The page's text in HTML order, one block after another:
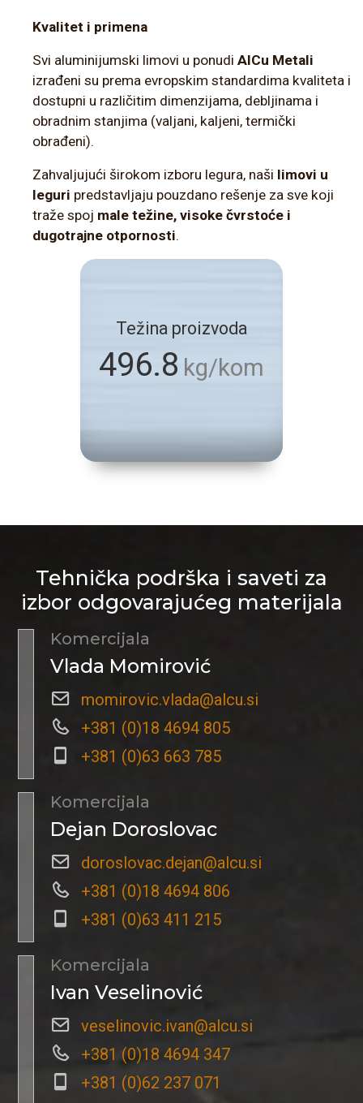
Kvalitet i primena
Svi aluminijumski limovi u ponudi AlCu Metali
izrađeni su prema evropskim standardima kvaliteta i
dostupni u različitim dimenzijama, debljinama i
obradnim stanjima (valjani, kaljeni, termički
obrađeni).
Zahvaljujući širokom izboru legura, naši limovi u
leguri predstavljaju pouzdano rešenje za sve koji
traže spoj male težine, visoke čvrstoće i
dugotrajne otpornosti.
Težina proizvoda
496.8 kg/kom
Tehnička podrška i saveti za
izbor odgovarajućeg materijala
Komercijala
Vlada Momirović
momirovic.vlada@alcu.si
+381 (0)18 4694 805
+381 (0)63 663 785
Komercijala
Dejan Doroslovac
doroslovac.dejan@alcu.si
+381 (0)18 4694 806
+381 (0)63 411 215
Komercijala
Ivan Veselinović
veselinovic.ivan@alcu.si
+381 (0)18 4694 347
+381 (0)62 237 071